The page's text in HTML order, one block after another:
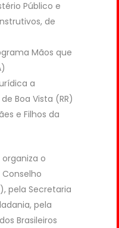
Público e
de
Mãos que
a
Boa Vista (RR)
e Filhos da
o
pela Secretaria
pela
Brasileiros